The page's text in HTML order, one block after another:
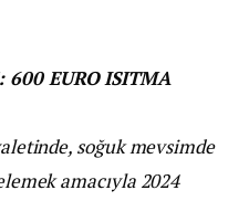
600 EURO ISITMA
soğuk mevsimde
amacıyla 2024